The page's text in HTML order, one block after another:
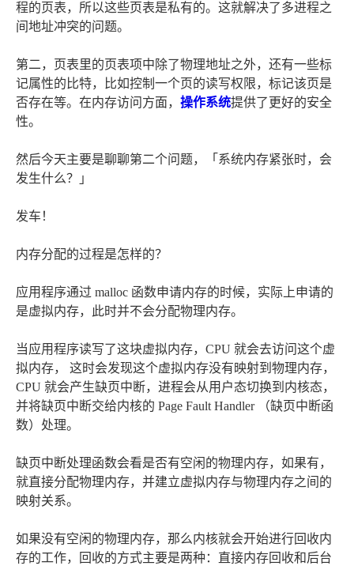
程的页表，所以这些页表是私有的。这就解决了多进程之
间地址冲突的问题。
第二，页表里的页表项中除了物理地址之外，还有一些标
记属性的比特，比如控制一个页的读写权限，标记该页是
否存在等。在内存访问方面， 操作系统提供了更好的安全
性。
然后今天主要是聊聊第二个问题，「系统内存紧张时，会
发生什么？」
发车！
内存分配的过程是怎样的？
应用程序通过 malloc 函数申请内存的时候，实际上申请的
是虚拟内存，此时并不会分配物理内存。
当应用程序读写了这块虚拟内存，CPU 就会去访问这个虚
拟内存， 这时会发现这个虚拟内存没有映射到物理内存，
CPU 就会产生缺页中断，进程会从用户态切换到内核态，
并将缺页中断交给内核的 Page Fault Handler （缺页中断函
数）处理。
缺页中断处理函数会看是否有空闲的物理内存，如果有，
就直接分配物理内存，并建立虚拟内存与物理内存之间的
映射关系。
如果没有空闲的物理内存，那么内核就会开始进行回收内
存的工作，回收的方式主要是两种：直接内存回收和后台